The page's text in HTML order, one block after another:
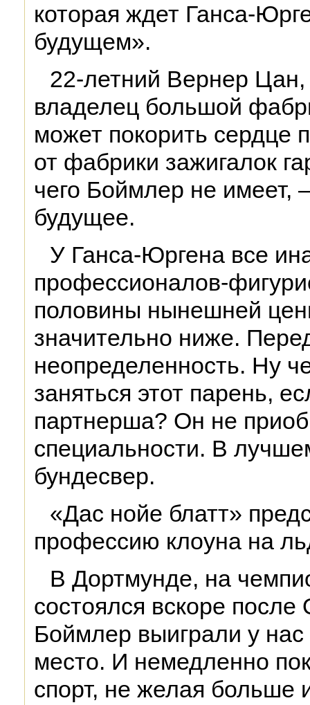
которая ждет Ганса-
будущем».
22-летний Вернер
владелец большой
может покорить сердце
от фабрики зажигалок
чего Боймлер не имеет,
будущее.
У Ганса-Юргена все
профессионалов-
половины нынешней
значительно ниже.
неопределенность. Ну
заняться этот парень,
партнерша? Он не
специальности. В
бундесвер.
«Дас нойе блатт»
профессию клоуна на
В Дортмунде, на
состоялся вскоре
Боймлер выиграли у
место. И немедленно
спорт, не желая больше